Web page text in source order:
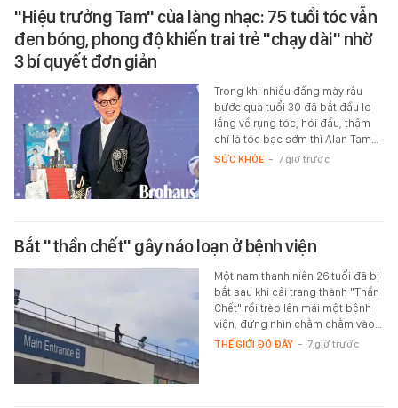
"Hiệu trưởng Tam" của làng nhạc: 75 tuổi tóc vẫn
đen bóng, phong độ khiến trai trẻ "chạy dài" nhờ
3 bí quyết đơn giản
Trong khi nhiều đấng mày râu
bước qua tuổi 30 đã bắt đầu lo
lắng về rụng tóc, hói đầu, thậm
chí là tóc bạc sớm thì Alan Tam…
SỨC KHỎE - 7 giờ trước
Bắt "thần chết" gây náo loạn ở bệnh viện
Một nam thanh niên 26 tuổi đã bị
bắt sau khi cải trang thành "Thần
Chết" rồi trèo lên mái một bệnh
viện, đứng nhìn chằm chằm vào…
THẾ GIỚI ĐÓ ĐÂY - 7 giờ trước